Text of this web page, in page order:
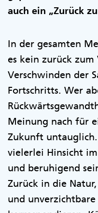
auch ein „Zurück
In der gesamten
es kein zurück zum
Verschwinden der
Fortschritts. Wer
Meinung nach für
Zukunft
vielerlei Hinsicht
und beruhigend
Zurück in die
und